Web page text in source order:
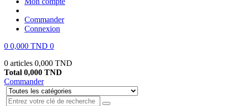
Commander
Connexion
0 0,000 TND 0
0 articles 0,000 TND
Total 0,000 TND
Commander